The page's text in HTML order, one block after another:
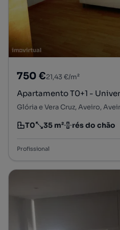
750 €21,43 €/m²
Apartamento T0+1 -
Glória e Vera Cruz, Aveiro,
Tipologia
T0
Preço por metro quadrado
35 m²
Andar rés do chão
Profissional